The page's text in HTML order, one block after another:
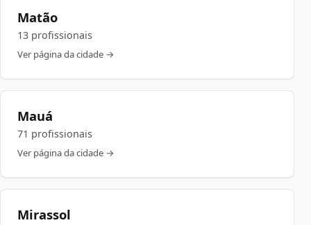
Matão
13 profissionais
Ver página da cidade →
Mauá
71 profissionais
Ver página da cidade →
Mirassol